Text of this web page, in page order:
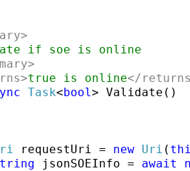
if soe is online
true is online</
Task<bool > Validate()
requestUri = new Uri (
jsonSOEInfo = await